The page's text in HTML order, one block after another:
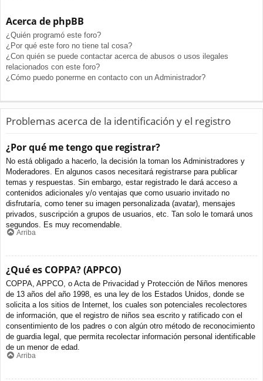
Acerca de phpBB
¿Quién programó este foro?
¿Por qué este foro no tiene tal cosa?
¿Con quién se puede contactar acerca de abusos o usos ilegales
relacionados con este foro?
¿Cómo puedo ponerme en contacto con un Administrador?
Problemas acerca de la identificación y el registro
¿Por qué me tengo que registrar?
No está obligado a hacerlo, la decisión la toman los Administradores y
Moderadores. En algunos casos necesitará registrarse para publicar
temas y respuestas. Sin embargo, estar registrado le dará acceso a
contenidos adicionales y/o ventajas que como usuario invitado no
disfrutaría, como tener su imagen personalizada (avatar), mensajes
privados, suscripción a grupos de usuarios, etc. Tan solo le tomará unos
segundos. Es muy recomendable.
Arriba
¿Qué es COPPA? (APPCO)
COPPA, APPCO, o Acta de Privacidad y Protección de Niños menores
de 13 años del año 1998, es una ley de los Estados Unidos, donde se
solicita a los sitios de Internet, los cuales son potenciales recolectores
de información, que el registro de niños sea escrito y ratificado con el
consentimiento de los padres o con algún otro método de reconocimiento
de guardia legal, que permita recolectar información personal identificable
de un menor de edad.
Arriba